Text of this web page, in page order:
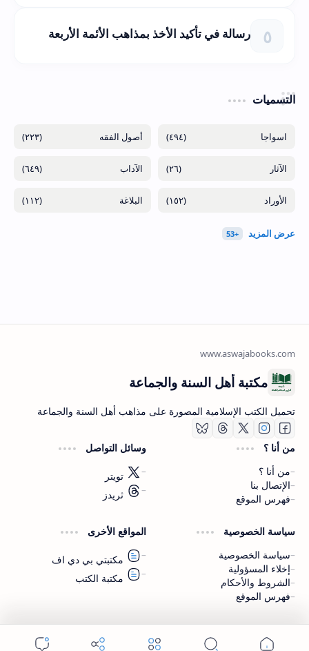
رسالة في تأكيد الأخذ بمذاهب الأئمة الأربعة
التسميات
(٤٩٤) (٢٢٣)
(٢٦) (٦٤٩)
(١٥٢) (١١٢)
اشترك الآن
اشترك في قناتنا على تليجرام
مكتبة أهل السنة والجماعة
تحميل الكتب الإسلامية المصورة على مذاهب أهل السنة والجماعة
من أنا ؟
من أنا ؟
الإتصال بنا
فهرس الموقع
وسائل التواصل
تويتر
ثريدز
سياسة الخصوصية
سياسة الخصوصية
إخلاء المسؤولية
الشروط والأحكام
فهرس الموقع
المواقع الأخرى
مكتبتي بي دي اف
مكتبة الكتب